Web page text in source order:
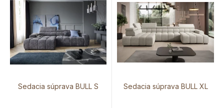
Sedacia súprava BULL S Sedacia súprava BULL XL